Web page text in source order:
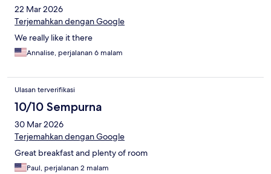
22 Mar 2026
Terjemahkan dengan Google
We really like it there
Annalise, perjalanan 6 malam
Ulasan terverifikasi
10/10 Sempurna
30 Mar 2026
Terjemahkan dengan Google
Great breakfast and plenty of room
Paul, perjalanan 2 malam